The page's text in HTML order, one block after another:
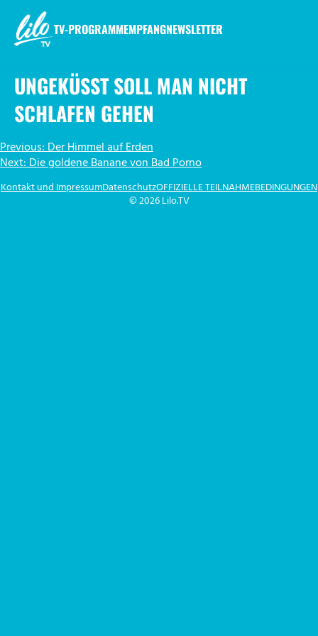
Inhalt
springen
TV-PROGRAMMEMPFANGNEWSLETTER
UNGEKÜSST SOLL MAN NICHT
SCHLAFEN GEHEN
BEITRAGSNAVIGATION
Previous:Der Himmel auf Erden
Next:Die goldene Banane von Bad Porno
© 2026 Lilo.TV
Kontakt und ImpressumDatenschutzOFFIZIELLE TEILNAHMEBEDINGUNGEN